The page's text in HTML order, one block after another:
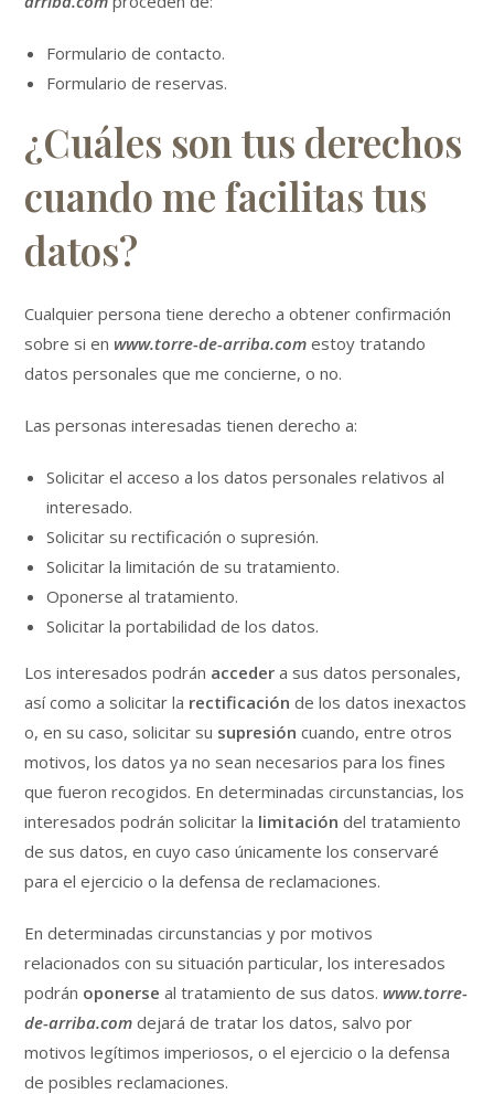
Formulario de contacto.
Formulario de reservas.
¿Cuáles son tus derechos
cuando me facilitas tus
datos?
Cualquier persona tiene derecho a obtener confirmación
sobre si en www.torre-de-arriba.com estoy tratando
datos personales que me concierne, o no.
Las personas interesadas tienen derecho a:
Solicitar el acceso a los datos personales relativos al
interesado.
Solicitar su rectificación o supresión.
Solicitar la limitación de su tratamiento.
Oponerse al tratamiento.
Solicitar la portabilidad de los datos.
Los interesados podrán acceder a sus datos personales,
así como a solicitar la rectificación de los datos inexactos
o, en su caso, solicitar su supresión cuando, entre otros
motivos, los datos ya no sean necesarios para los fines
que fueron recogidos. En determinadas circunstancias, los
interesados podrán solicitar la limitación del tratamiento
de sus datos, en cuyo caso únicamente los conservaré
para el ejercicio o la defensa de reclamaciones.
En determinadas circunstancias y por motivos
relacionados con su situación particular, los interesados
podrán oponerse al tratamiento de sus datos. www.torre-
de-arriba.com dejará de tratar los datos, salvo por
motivos legítimos imperiosos, o el ejercicio o la defensa
de posibles reclamaciones.